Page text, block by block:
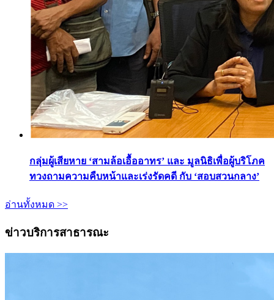
กลุ่มผู้เสียหาย ‘สามล้อเอื้ออาทร’ และ มูลนิธิเพื่อผู้บริโภค
ทวงถามความคืบหน้าและเร่งรัดคดี กับ ‘สอบสวนกลาง’
อ่านทั้งหมด >>
ข่าวบริการสาธารณะ